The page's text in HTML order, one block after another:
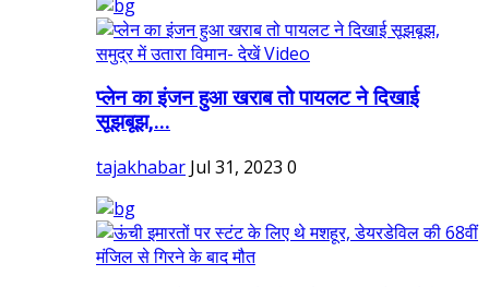
प्लेन का इंजन हुआ खराब तो पायलट ने दिखाई
सूझबूझ,...
tajakhabar Jul 31, 2023 0